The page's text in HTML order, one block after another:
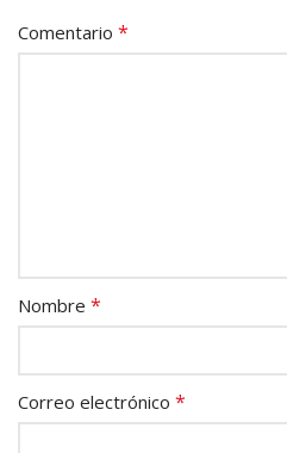
Comentario *
Nombre *
Correo electrónico *